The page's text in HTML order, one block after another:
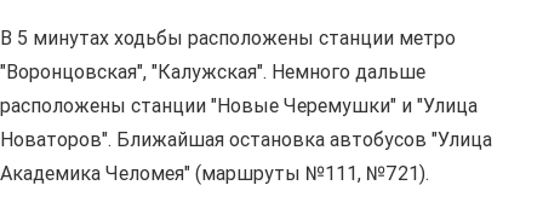
В 5 минутах ходьбы расположены станции метро
"Воронцовская", "Калужская". Немного дальше
расположены станции "Новые Черемушки" и "Улица
Новаторов". Ближайшая остановка автобусов "Улица
Академика Челомея" (маршруты №111, №721).